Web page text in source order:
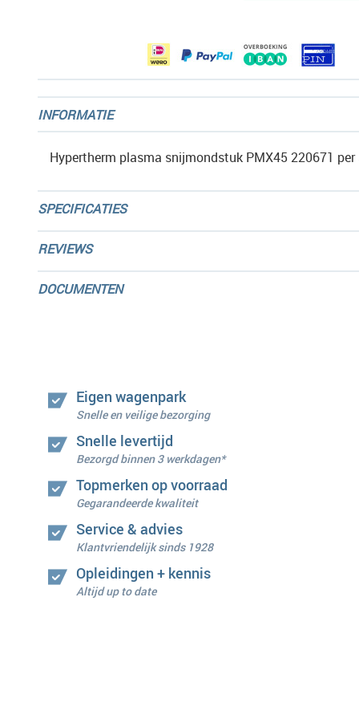
INFORMATIE
Hypertherm plasma snijmondstuk PMX45 220671
SPECIFICATIES
REVIEWS
DOCUMENTEN
Eigen wagenpark
Snelle en veilige bezorging
Snelle levertijd
Bezorgd binnen 3 werkdagen*
Topmerken op voorraad
Gegarandeerde kwaliteit
Service & advies
Klantvriendelijk sinds 1928
Opleidingen + kennis
Altijd up to date